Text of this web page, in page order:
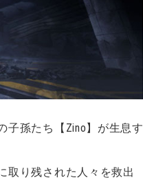
子孫たち【Zino】が生息す
取り残された人々を救出